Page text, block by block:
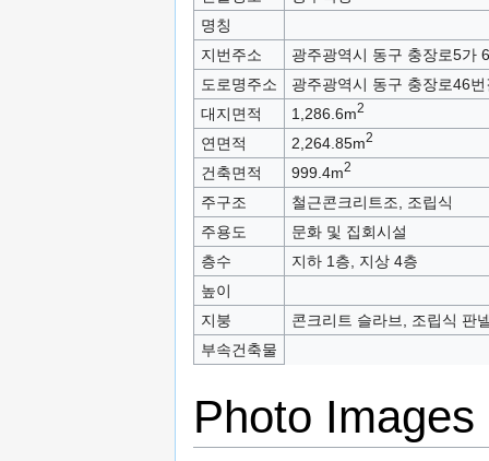
명칭
지번주소
광주광역시 동구 충장로5가
도로명주소
광주광역시 동구 충장로46
대지면적
1,286.6m2
연면적 2,264.85m2
건축면적 999.4m2
주구조
철근콘크리트조, 조립식
주용도
문화 및 집회시설
층수
지하 1층, 지상 4층
높이
지붕
콘크리트 슬라브, 조립식 판
부속건축물
Photo Images